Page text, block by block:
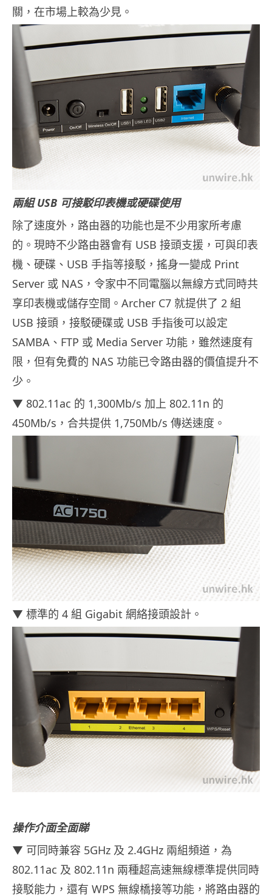
關，在市場上較為少見。
兩組 USB 可接駁印表機或硬碟使用
除了速度外，路由器的功能也是不少用家所考慮
的。現時不少路由器會有 USB 接頭支援，可與印表
機、硬碟、USB 手指等接駁，搖身一變成 Print
Server 或 NAS，令家中不同電腦以無線方式同時共
享印表機或儲存空間。Archer C7 就提供了 2 組
USB 接頭，接駁硬碟或 USB 手指後可以設定
SAMBA、FTP 或 Media Server 功能，雖然速度有
限，但有免費的 NAS 功能已令路由器的價值提升不
少。
▼ 802.11ac 的 1,300Mb/s 加上 802.11n 的
450Mb/s，合共提供 1,750Mb/s 傳送速度。
▼ 標準的 4 組 Gigabit 網絡接頭設計。
操作介面全面睇
▼ 可同時兼容 5GHz 及 2.4GHz 兩組頻道，為
802.11ac 及 802.11n 兩種超高速無線標準提供同時
接駁能力，還有 WPS 無線橋接等功能，將路由器的